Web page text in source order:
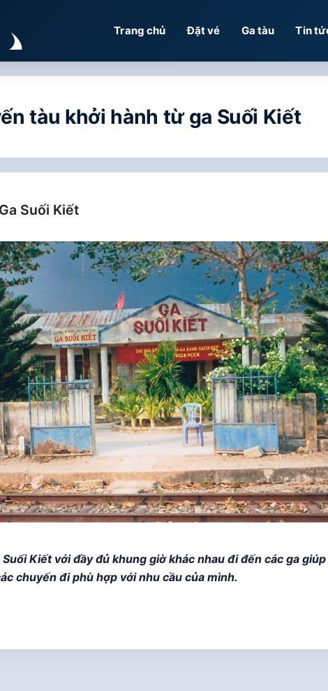
Trang chủ Đặt vé Ga tàu Tin
tàu khởi hành từ ga Suối Kiết
Suối Kiết
Suối Kiết với đầy đủ khung giờ khác nhau đi đến các ga
chuyến đi phù hợp với nhu cầu của mình.